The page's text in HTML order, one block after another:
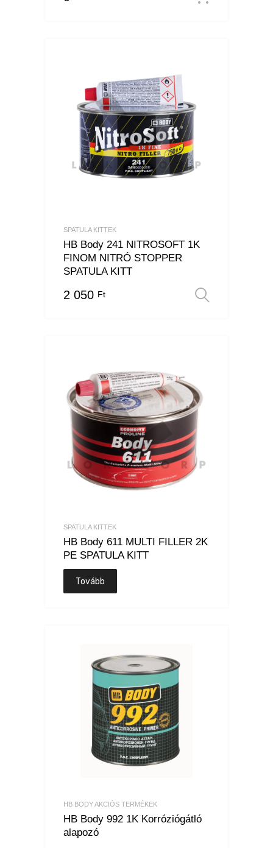
SPATULA KITTEK
HB Body 241 NITROSOFT 1K
FINOM NITRÓ STOPPER
SPATULA KITT
2 050 Ft
SPATULA KITTEK
HB Body 611 MULTI FILLER 2K
PE SPATULA KITT
Tovább
HB BODY AKCIÓS TERMÉKEK
HB Body 992 1K Korróziógátló
alapozó